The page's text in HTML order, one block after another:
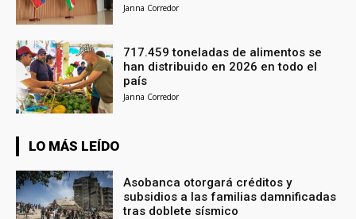
Janna Corredor
717.459 toneladas de alimentos se
han distribuido en 2026 en todo el
país
Janna Corredor
LO MÁS LEÍDO
Asobanca otorgará créditos y
subsidios a las familias damnificadas
tras doblete sísmico